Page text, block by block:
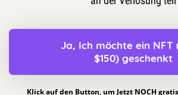
Ja, Ich möchte ein NFT
$150) geschenkt
Klick auf den Button, um Jetzt NOCH